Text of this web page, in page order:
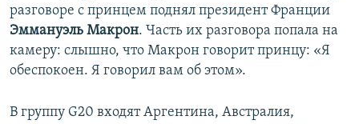
разговоре с принцем поднял президент Франции
Эммануэль Макрон. Часть их разговора попала на
камеру: слышно, что Макрон говорит принцу: «Я
обеспокоен. Я говорил вам об этом».
В группу G20 входят Аргентина, Австралия,